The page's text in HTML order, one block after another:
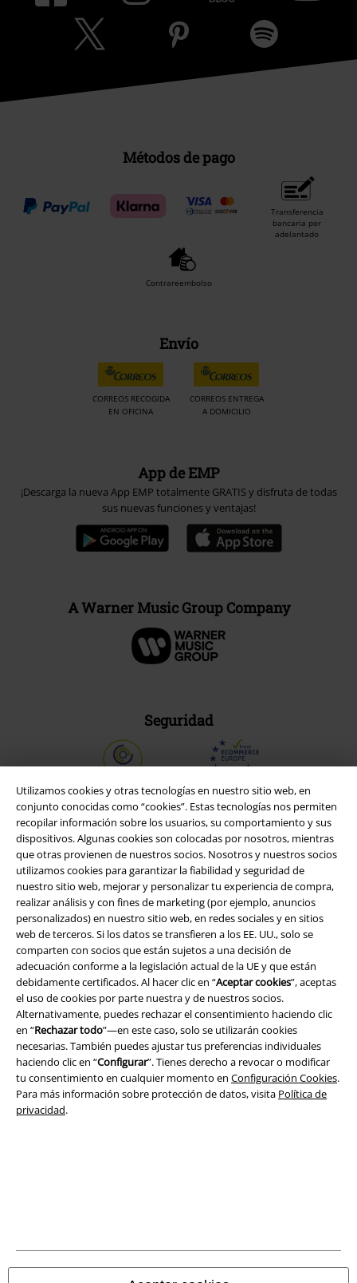
Utilizamos cookies y otras tecnologías en nuestro sitio web, en
conjunto conocidas como “cookies”. Estas tecnologías nos permiten
recopilar información sobre los usuarios, su comportamiento y sus
dispositivos. Algunas cookies son colocadas por nosotros, mientras
que otras provienen de nuestros socios. Nosotros y nuestros socios
utilizamos cookies para garantizar la fiabilidad y seguridad de
nuestro sitio web, mejorar y personalizar tu experiencia de compra,
realizar análisis y con fines de marketing (por ejemplo, anuncios
personalizados) en nuestro sitio web, en redes sociales y en sitios
web de terceros. Si los datos se transfieren a los EE. UU., solo se
comparten con socios que están sujetos a una decisión de
adecuación conforme a la legislación actual de la UE y que están
debidamente certificados. Al hacer clic en “Aceptar cookies”, aceptas
el uso de cookies por parte nuestra y de nuestros socios.
Alternativamente, puedes rechazar el consentimiento haciendo clic
en “Rechazar todo”—en este caso, solo se utilizarán cookies
necesarias. También puedes ajustar tus preferencias individuales
haciendo clic en “Configurar”. Tienes derecho a revocar o modificar
tu consentimiento en cualquier momento en Configuración Cookies.
Para más información sobre protección de datos, visita Política de
privacidad.
Métodos de pago
Transferencia
bancaria por
adelantado
Contrareembolso
Envío
CORREOS RECOGIDA
EN OFICINA
CORREOS ENTREGA
A DOMICILIO
App de EMP
¡Descarga la nueva App EMP totalmente GRATIS y disfruta de todas
sus nuevas funciones y ventajas!
A Warner Music Group Company
Seguridad
Legal
Términos y Condiciones
Aviso Legal
Ley protección de datos
Eliminación de residuos y protección del medioambiente
Todos los precios incluyen el IVA pero no losgastos de transporte